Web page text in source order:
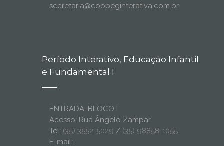
secretaria@coopeginterativa.com.br
Período Interativo, Educação Infantil
e Fundamental I
ENTRADA: BLOCO I
Acesso: Rua Ângelo Zampar
Tel: (35) 3552-5029 / (35) 98858-1055
E-mail: